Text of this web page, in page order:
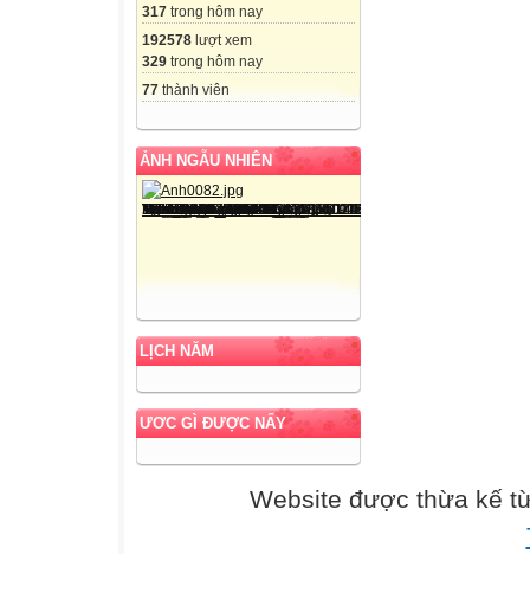
317 trong hôm nay
192578 lượt xem
329 trong hôm nay
77 thành viên
ẢNH NGẪU NHIÊN
LỊCH NĂM
ƯƠC GÌ ĐƯỢC NẤY
Website được thừa kế